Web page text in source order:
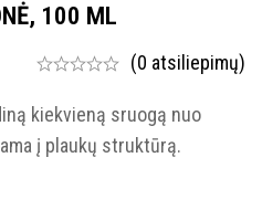
100 ML
(0 atsiliepimų)
kiekvieną sruogą nuo
į plaukų struktūrą.